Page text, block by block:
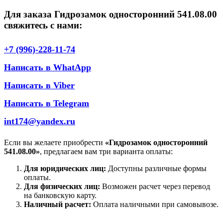
Для заказа Гидрозамок односторонний 541.08.00
свяжитесь с нами:
+7 (996)-228-11-74
Написать в WhatApp
Написать в Viber
Написать в Telegram
int174@yandex.ru
Если вы желаете приобрести «Гидрозамок односторонний
541.08.00», предлагаем вам три варианта оплаты:
Для юридических лиц: Доступны различные формы
оплаты.
Для физических лиц: Возможен расчет через перевод
на банковскую карту.
Наличный расчет: Оплата наличными при самовывозе.